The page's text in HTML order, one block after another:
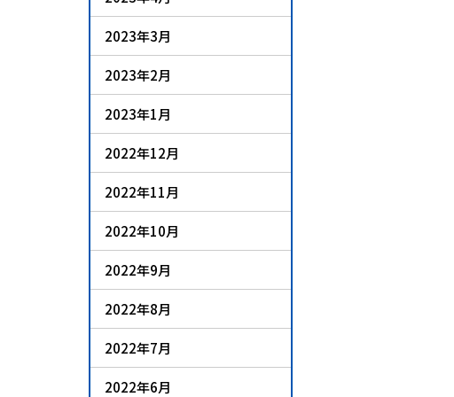
2023年3月
2023年2月
2023年1月
2022年12月
2022年11月
2022年10月
2022年9月
2022年8月
2022年7月
2022年6月